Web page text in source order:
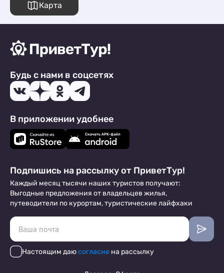
Карта
Будь с нами в соцсетях
В приложении удобнее
Подпишись на рассылку от ПриветТур!
Каждый месяц тысячи наших туристов получают:
Выгодные предложения от владельцев жилья,
путеводители по курортам, туристические лайфхаки
Настоящим даюсогласие на рассылку